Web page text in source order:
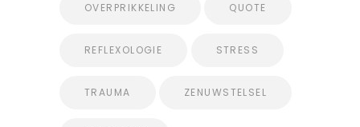
OVERPRIKKELING QUOTE
REFLEXOLOGIE STRESS
TRAUMA ZENUWSTELSEL